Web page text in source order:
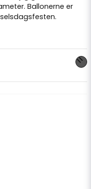
Ballonerne er